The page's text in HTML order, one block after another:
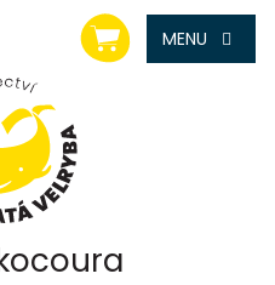
NÁKUPNÍ
KOŠÍK